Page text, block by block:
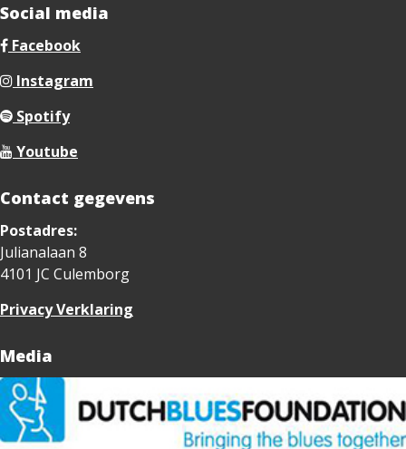
Social media
Facebook
Instagram
Spotify
Youtube
Contact gegevens
Postadres:
Julianalaan 8
4101 JC Culemborg
Privacy Verklaring
Media